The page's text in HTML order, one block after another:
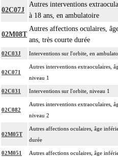
02C07J
Autres interventions
à 18 ans, en ambulatoire
02M08T
Autres affections oculaires,
ans, très courte durée
02C03J Interventions sur l'orbite, en
02C071
Autres interventions extraoculaires,
niveau 1
02C031 Interventions sur l'orbite, niveau 1
02C082
Autres interventions extraoculaires,
niveau 2
02M05T
Autres affections oculaires, âge
durée
02M051 Autres affections oculaires, âge